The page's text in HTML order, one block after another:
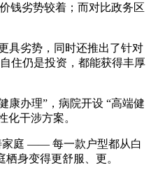
钱劣势较着；而对比政务区
具劣势，同时还推出了针对
住仍是投资，都能获得丰厚
办理”，病院开设 “高端健
干涉方案。
家庭 —— 每一款户型都从白
身变得更舒服、更。